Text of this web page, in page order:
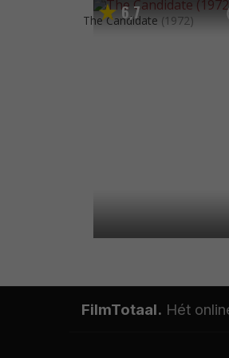
6,7
The Candidate (1972)
FilmTotaal. Hét